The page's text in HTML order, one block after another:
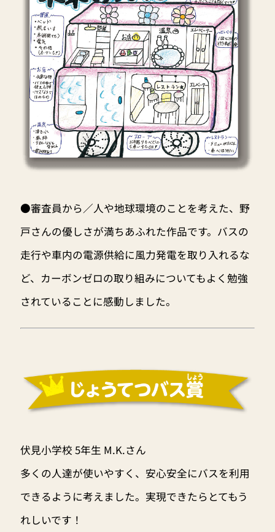
●審査員から／人や地球環境のことを考えた、野
戸さんの優しさが満ちあふれた作品です。バスの
走行や車内の電源供給に風力発電を取り入れるな
ど、カーボンゼロの取り組みについてもよく勉強
されていることに感動しました。
伏見小学校 5年生 M.K.さん
多くの人達が使いやすく、安心安全にバスを利用
できるように考えました。実現できたらとてもう
れしいです！